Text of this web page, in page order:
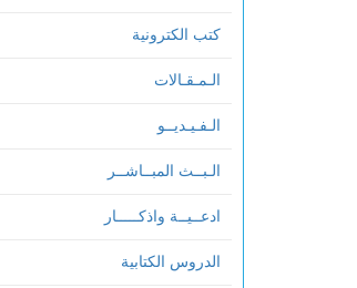
كتب الكترونية
الـمـقـالات
الـفـيـديــو
الـبــث المبــاشــر
ادعــيــة واذكـــــار
الدروس الكتابية